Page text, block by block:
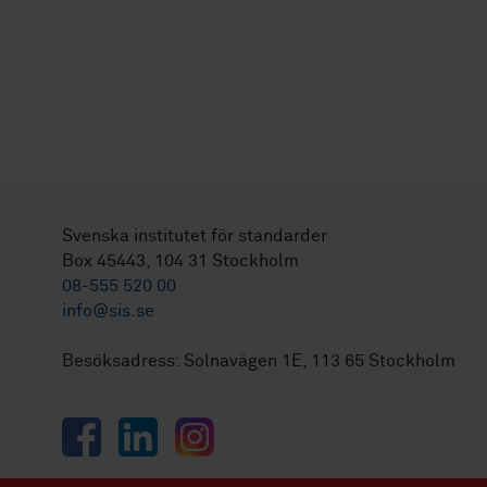
Svenska institutet för standarder
Box 45443, 104 31 Stockholm
08-555 520 00
info@sis.se
Besöksadress: Solnavägen 1E, 113 65 Stockholm
FacebookLinkedInInstagram